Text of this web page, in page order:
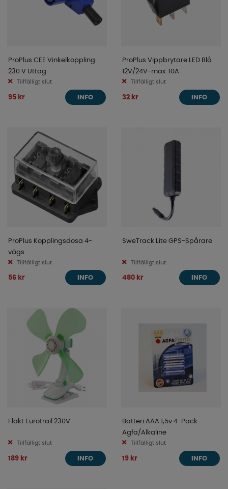
ProPlus CEE Vinkelkoppling
230 V Uttag
Tillfälligt slut
95 kr INFO
ProPlus Vippbrytare LED Blå
12V/24V-max. 10A
Tillfälligt slut
32 kr INFO
ProPlus Kopplingsdosa 4-
vägs
Tillfälligt slut
56 kr INFO
SweTrack Lite GPS-Spårare
Tillfälligt slut
480 kr INFO
Fläkt Eurotrail 230V
Tillfälligt slut
189 kr INFO
Batteri AAA 1,5v 4-Pack
Agfa/Alkaline
Tillfälligt slut
19 kr INFO